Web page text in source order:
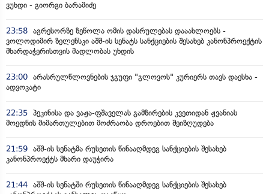
ვუხდი - გიორგი ბარამიძე
23:58 აგრესორზე ზეწოლა ომის დასრულებას დააახლოებს -
ვოლოდიმირ ზელენსკი აშშ-ის სენატს სანქციების შესახებ კანონპროექტის
მხარდაჭერისთვის მადლობას უხდის
23:00 არასრულწლოვნების ჯგუფი "გლოვოს" კურიერს თავს დაესხა -
ადვოკატი
22:35 პეკინისა და ვაჟა-ფშაველას გამზირების კვეთიდან ჟვანიას
მოედნის მიმართულებით მოძრაობა დროებით შეიზღუდება
21:59 აშშ-ის სენატმა რუსეთის წინააღმდეგ სანქციების შესახებ
კანონპროექტს მხარი დაუჭირა
21:44 აშშ-ის სენატში რუსეთის წინააღმდეგ სანქციების შესახებ